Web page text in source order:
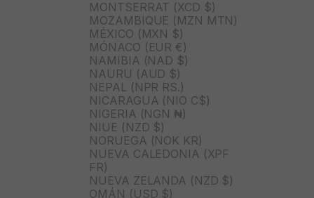
MONTSERRAT (XCD $)
MOZAMBIQUE (MZN MTN)
MÉXICO (MXN $)
MÓNACO (EUR €)
NAMIBIA (NAD $)
NAURU (AUD $)
NEPAL (NPR RS.)
NICARAGUA (NIO C$)
NIGERIA (NGN ₦)
NIUE (NZD $)
NORUEGA (NOK KR)
NUEVA CALEDONIA (XPF
FR)
NUEVA ZELANDA (NZD $)
OMÁN (USD $)